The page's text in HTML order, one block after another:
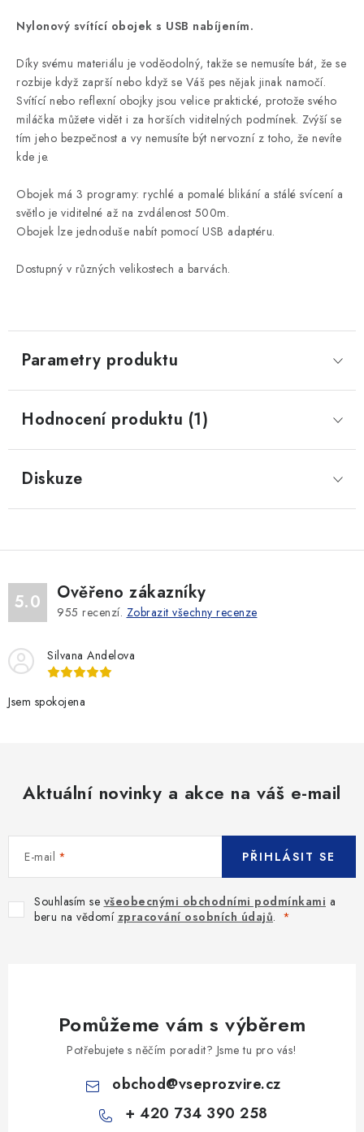
Nylonový svítící obojek s USB nabíjením.
Díky svému materiálu je voděodolný, takže se nemusíte bát, že se
rozbije když zaprší nebo když se Váš pes nějak jinak namočí.
Svítící nebo reflexní obojky jsou velice praktické, protože svého
miláčka můžete vidět i za horších viditelných podmínek. Zvýší se
tím jeho bezpečnost a vy nemusíte být nervozní z toho, že nevíte
kde je.
Obojek má 3 programy: rychlé a pomalé blikání a stálé svícení a
světlo je viditelné až na zvdálenost 500m.
Obojek lze jednoduše nabít pomocí USB adaptéru.
Dostupný v různých velikostech a barvách.
Parametry produktu
Hodnocení produktu (1)
Diskuze
5.0 Ověřeno zákazníky
955 recenzí. Zobrazit všechny recenze
Silvana Andelova
Jsem spokojena
Aktuální novinky a akce na váš e-mail
E-mail
Souhlasím se všeobecnými obchodními podmínkami a
beru na vědomí zpracování osobních údajů.
PŘIHLÁSIT SE
Pomůžeme vám s výběrem
Potřebujete s něčím poradit? Jsme tu pro vás!
obchod@vseprozvire.cz
+ 420 734 390 258